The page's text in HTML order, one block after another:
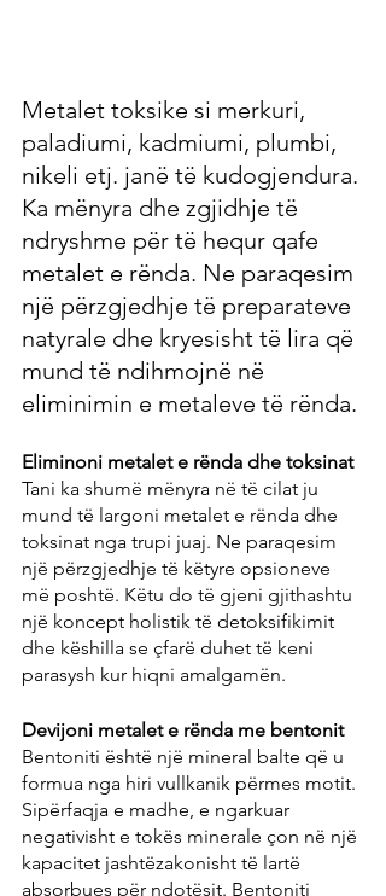
Metalet toksike si merkuri,
paladiumi, kadmiumi, plumbi,
nikeli etj. janë të kudogjendura.
Ka mënyra dhe zgjidhje të
ndryshme për të hequr qafe
metalet e rënda. Ne paraqesim
një përzgjedhje të preparateve
natyrale dhe kryesisht të lira që
mund të ndihmojnë në
eliminimin e metaleve të rënda.
Eliminoni metalet e rënda dhe toksinat
Tani ka shumë mënyra në të cilat ju
mund të largoni metalet e rënda dhe
toksinat nga trupi juaj. Ne paraqesim
një përzgjedhje të këtyre opsioneve
më poshtë. Këtu do të gjeni gjithashtu
një koncept holistik të detoksifikimit
dhe këshilla se çfarë duhet të keni
parasysh kur hiqni amalgamën.
Devijoni metalet e rënda me bentonit
Bentoniti është një mineral balte që u
formua nga hiri vullkanik përmes motit.
Sipërfaqja e madhe, e ngarkuar
negativisht e tokës minerale çon në një
kapacitet jashtëzakonisht të lartë
absorbues për ndotësit. Bentoniti